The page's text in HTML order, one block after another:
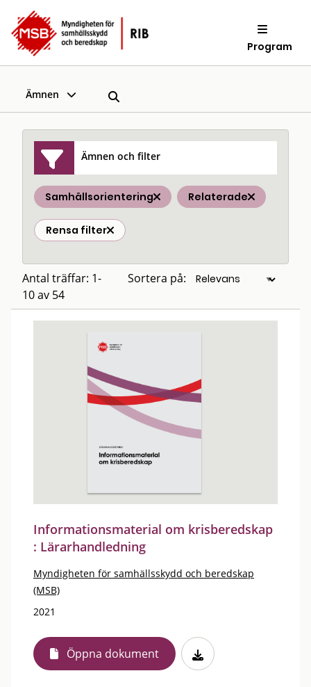
Program
Ämnen
Ämnen och filter
Samhällsorientering Relaterade
Rensa filter
Antal träffar: 1-
10 av 54
Sortera på:
Informationsmaterial om krisberedskap
: Lärarhandledning
Myndigheten för samhällsskydd och beredskap
(MSB)
2021
Öppna dokument